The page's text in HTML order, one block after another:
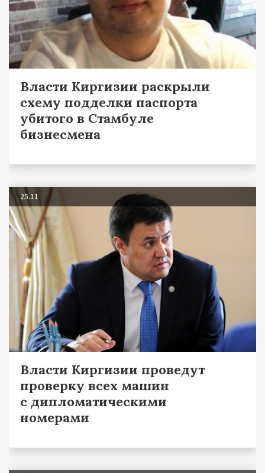
Власти Киргизии раскрыли
схему подделки паспорта
убитого в Стамбуле
бизнесмена
25.11
Власти Киргизии проведут
проверку всех машин
с дипломатическими
номерами